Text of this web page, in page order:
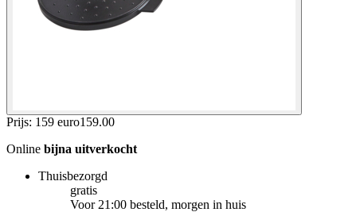
Prijs: 159 euro159.00
Online bijna uitverkocht
Thuisbezorgd
gratis
Voor 21:00 besteld, morgen in huis